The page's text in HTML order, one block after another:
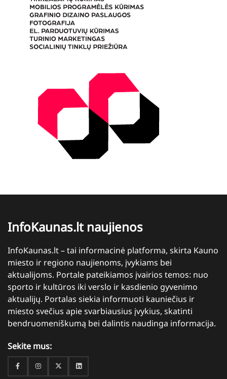
InfoKaunas.lt naujienos
InfoKaunas.lt – tai informacinė platforma, skirta Kauno
miesto ir regiono naujienoms, įvykiams bei
aktualijoms. Portale pateikiamos įvairios temos: nuo
sporto ir kultūros iki verslo ir kasdienio gyvenimo
aktualijų. Portalas siekia informuoti kauniečius ir
miesto svečius apie svarbiausius įvykius, skatinti
bendruomeniškumą bei dalintis naudinga informacija.
Sekite mus:
FacebookInstagramTwitterLinkedin